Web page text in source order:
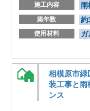
施工内容 雨
築年数 約
使用材料
相模原市緑
装工事と雨
ンス